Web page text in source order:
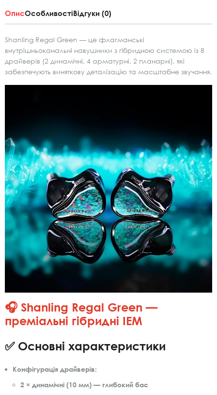
ОписОсобливостіВідгуки (0)
Shanling Regal Green — це флагманські
внутрішньоканальні навушники з гібридною системою із 8
драйверів (2 динамічні, 4 арматурні, 2 планарні), які
забезпечують виняткову деталізацію та масштабне звучання.
🎧 Shanling Regal Green —
преміальні гібридні IEM
✅ Основні характеристики
Конфігурація драйверів:
2 × динамічні (10 мм) — глибокий бас